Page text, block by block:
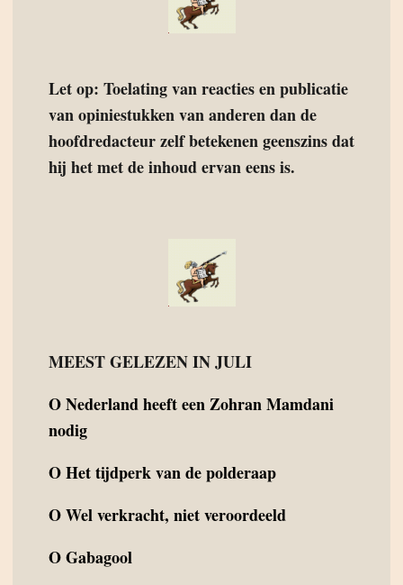
Let op: Toelating van reacties en publicatie
van opiniestukken van anderen dan de
hoofdredacteur zelf betekenen geenszins dat
hij het met de inhoud ervan eens is.
MEEST GELEZEN IN JULI
ONederland heeft een Zohran Mamdani
nodig
OHet tijdperk van de polderaap
OWel verkracht, niet veroordeeld
OGabagool